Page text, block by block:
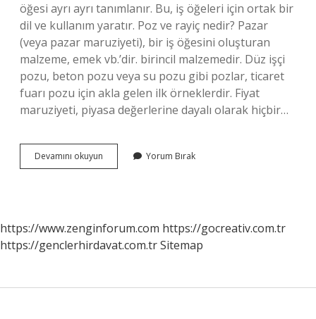
öğesi ayrı ayrı tanımlanır. Bu, iş öğeleri için ortak bir
dil ve kullanım yaratır. Poz ve rayiç nedir? Pazar
(veya pazar maruziyeti), bir iş öğesini oluşturan
malzeme, emek vb.’dir. birincil malzemedir. Düz işçi
pozu, beton pozu veya su pozu gibi pozlar, ticaret
fuarı pozu için akla gelen ilk örneklerdir. Fiyat
maruziyeti, piyasa değerlerine dayalı olarak hiçbir…
Devamını okuyun
Poz
Yorum Bırak
https://www.zenginforum.com https://gocreativ.com.tr
https://genclerhirdavat.com.trSitemap